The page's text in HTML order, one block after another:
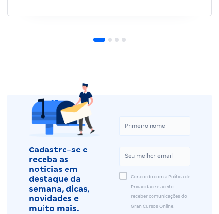
Cadastre-se e
receba as
notícias em
destaque da
semana, dicas,
novidades e
muito mais.
Concordo com a Política de
Privacidade e aceito
receber comunicações do
Gran Cursos Online.